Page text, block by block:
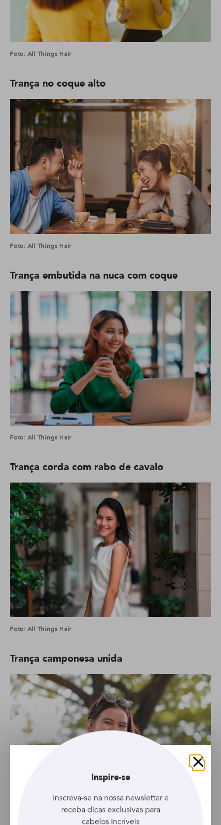
Foto: All Things Hair
Trança no coque alto
Foto: All Things Hair
Trança embutida na nuca com coque
Foto: All Things Hair
Trança corda com rabo de cavalo
Foto: All Things Hair
Trança camponesa unida
Fechar
Inspire-se
Inscreva-se na nossa newsletter e
receba dicas exclusivas para
cabelos incríveis